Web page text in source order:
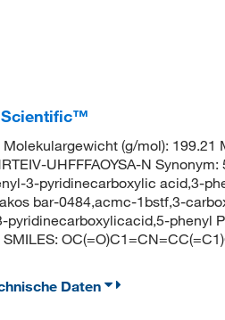
Scientific™
(g/mol): 199.21
UHFFFAOYSA-N
3-pyridinecarboxylic acid,3-
bar-0484,acmc-1bstf,3-
phenyl
Daten